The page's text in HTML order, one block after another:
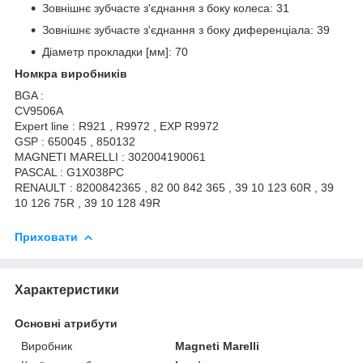
Зовнішнє зубчасте з'єднання з боку колеса: 31
Зовнішнє зубчасте з'єднання з боку диференціала: 39
Діаметр прокладки [мм]: 70
Номкра виробників
BGA :
CV9506A
Expert line : R921 , R9972 , EXP R9972
GSP : 650045 , 850132
MAGNETI MARELLI : 302004190061
PASCAL : G1X038PC
RENAULT : 8200842365 , 82 00 842 365 , 39 10 123 60R , 39
10 126 75R , 39 10 128 49R
Приховати
Характеристики
Основні атрибути
Виробник
Magneti Marelli